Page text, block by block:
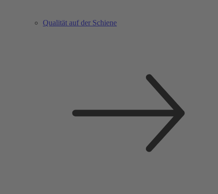
Qualität auf der Schiene